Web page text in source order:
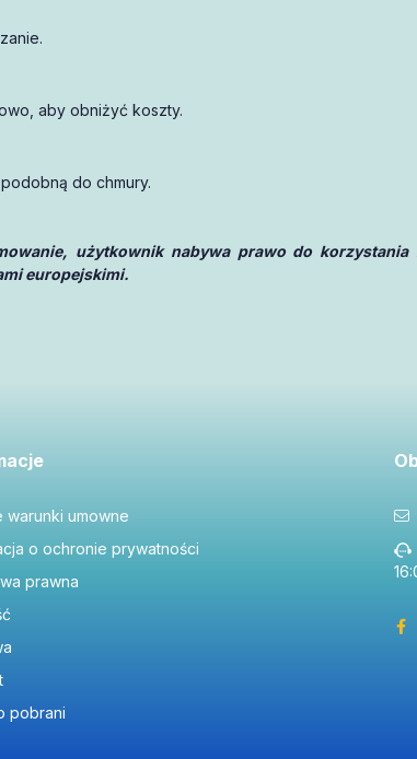
aby obniżyć koszty.
do chmury.
użytkownik nabywa prawo do
europejskimi.
warunki umowne
o ochronie prywatności
prawna
pobrani